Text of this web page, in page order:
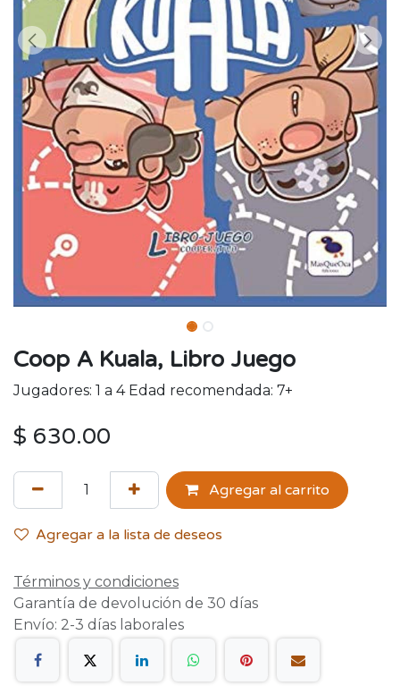
Coop A Kuala, Libro Juego
Jugadores: 1 a 4 Edad recomendada: 7+
$ 630.00
Agregar al carrito
Agregar a la lista de deseos
Términos y condiciones
Garantía de devolución de 30 días
Envío: 2-3 días laborales